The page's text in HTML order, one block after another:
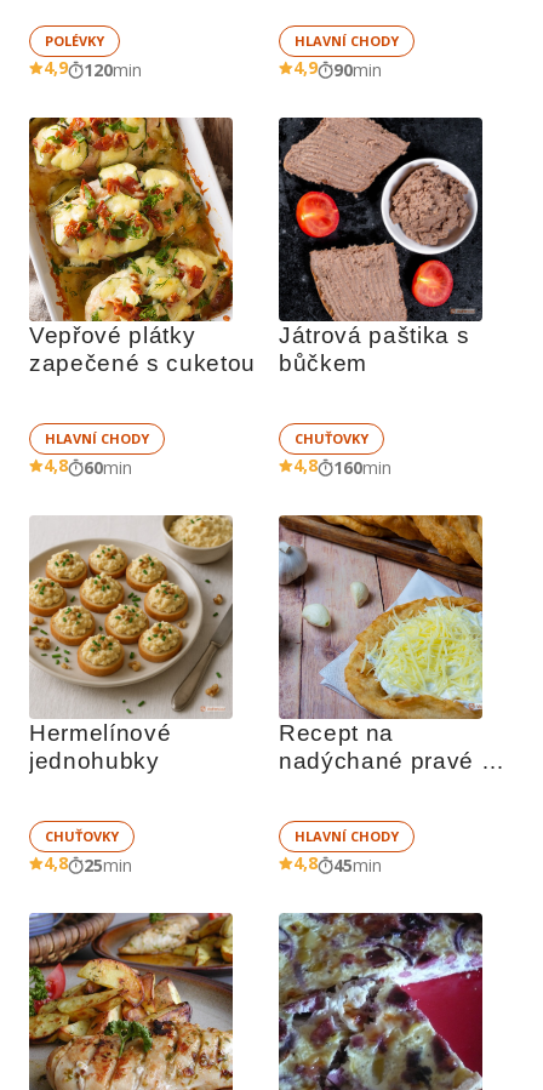
POLÉVKY
4,9 120min
HLAVNÍ CHODY
4,9 90min
Vepřové plátky
zapečené s cuketou
HLAVNÍ CHODY
4,8 60min
Játrová paštika s
bůčkem
CHUŤOVKY
4,8 160min
Hermelínové
jednohubky
CHUŤOVKY
4,8 25min
Recept na
nadýchané pravé
HLAVNÍ CHODY
4,8 45min